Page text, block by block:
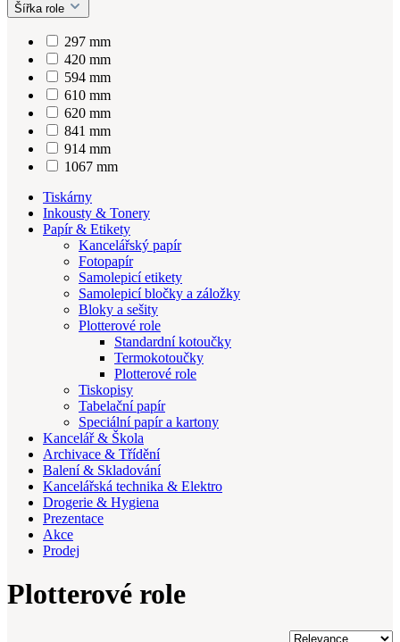
Šířka role
297 mm
420 mm
594 mm
610 mm
620 mm
841 mm
914 mm
1067 mm
Tiskárny
Inkousty & Tonery
Papír & Etikety
Kancelářský papír
Fotopapír
Samolepicí etikety
Samolepicí bločky a záložky
Bloky a sešity
Plotterové role
Standardní kotoučky
Termokotoučky
Plotterové role
Tiskopisy
Tabelační papír
Speciální papír a kartony
Kancelář & Škola
Archivace & Třídění
Balení & Skladování
Kancelářská technika & Elektro
Drogerie & Hygiena
Prezentace
Akce
Prodej
Plotterové role